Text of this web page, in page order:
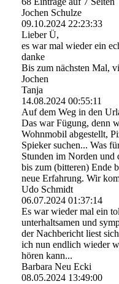
Jochen Schulze
09.10.2024 22:23:33
Lieber Ü,
es war mal wieder ein
danke
Bis zum nächsten Mal,
Jochen
Tanja
14.08.2024 00:55:11
Auf dem Weg in den
Das war Fügung, denn
Wohnmobil abgestellt,
Spieker suchen... Was
Stunden im Norden und
bis zum (bitteren) Ende
neue Erfahrung. Wir
Udo Schmidt
06.07.2024 01:37:14
Es war wieder mal ein
unterhaltsamen und
der Nachbericht liest
ich nun endlich wieder
hören kann...
Barbara Neu Ecki
08.05.2024 13:49:00